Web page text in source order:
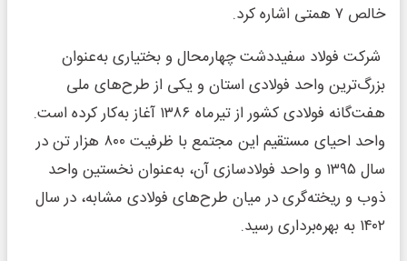
خالص ۷ همتی اشاره کرد.
شرکت فولاد سفیددشت چهارمحال و بختیاری به‌عنوان
بزرگ‌ترین واحد فولادی استان و یکی از طرح‌های ملی
هفت‌گانه فولادی کشور از تیرماه ۱۳۸۶ آغاز به‌کار کرده است.
واحد احیای مستقیم این مجتمع با ظرفیت ۸۰۰ هزار تن در
سال ۱۳۹۵ و واحد فولادسازی آن، به‌عنوان نخستین واحد
ذوب و ریخته‌گری در میان طرح‌های فولادی مشابه، در سال
۱۴۰۲ به بهره‌برداری رسید.